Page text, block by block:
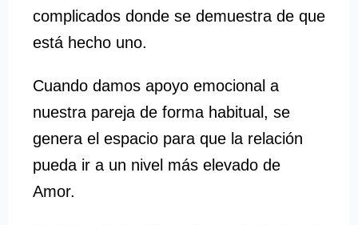
complicados donde se demuestra de que
está hecho uno.
Cuando damos apoyo emocional a
nuestra pareja de forma habitual, se
genera el espacio para que la relación
pueda ir a un nivel más elevado de
Amor.